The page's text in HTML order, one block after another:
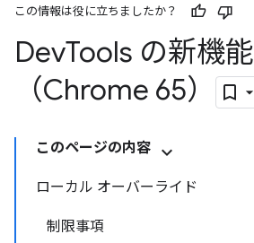
この情報は役に立ちましたか？
DevTools の新機能
（Chrome 65）
このページの内容
ローカル オーバーライド
制限事項